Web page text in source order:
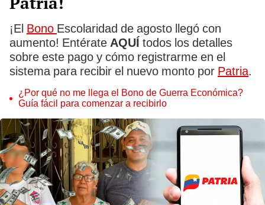
¡El Bono Escolaridad de agosto llegó con
aumento! Entérate AQUÍ todos los detalles
sobre este pago y cómo registrarme en el
sistema para recibir el nuevo monto por Patria.
¿Por qué no me llega el Bono de Guerra Económica?
Guía fácil para comenzar a recibirlo